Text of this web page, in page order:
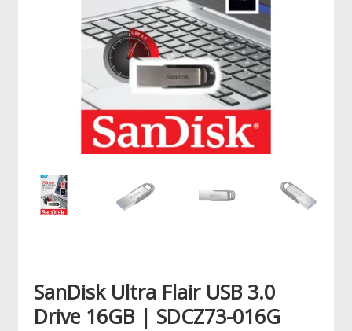
SanDisk Ultra Flair USB 3.0
Drive 16GB | SDCZ73-016G